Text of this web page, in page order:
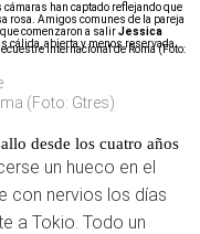
han captado reflejando que
rosa. Amigos comunes de la pareja
comenzaron a salirJessica
cálida, abierta y menos reservada.
(Foto: Gtres)
desde los cuatro años
un hueco en el
con nervios los días
a Tokio. Todo un